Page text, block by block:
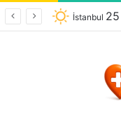
İstanbul 25